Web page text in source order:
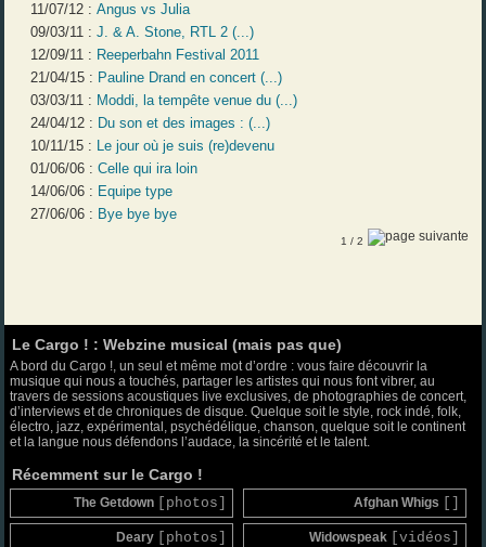
11/07/12 :Angus vs Julia
09/03/11 :J. & A. Stone, RTL 2 (...)
12/09/11 : Reeperbahn Festival 2011
21/04/15 : Pauline Drand en concert (...)
03/03/11 : Moddi, la tempête venue du (...)
24/04/12 : Du son et des images : (...)
10/11/15 : Le jour où je suis (re)devenu
01/06/06 :Celle qui ira loin
14/06/06 : Equipe type
27/06/06 : Bye bye bye
1 / 2
Le Cargo ! : Webzine musical (mais pas que)
A bord du Cargo !, un seul et même mot d’ordre : vous faire découvrir la
musique qui nous a touchés, partager les artistes qui nous font vibrer, au
travers de sessions acoustiques live exclusives, de photographies de concert,
d’interviews et de chroniques de disque. Quelque soit le style, rock indé, folk,
électro, jazz, expérimental, psychédélique, chanson, quelque soit le continent
et la langue nous défendons l’audace, la sincérité et le talent.
Récemment sur le Cargo !
The Getdown [photos] Afghan Whigs
Deary [photos] Widowspeak [vidéos]